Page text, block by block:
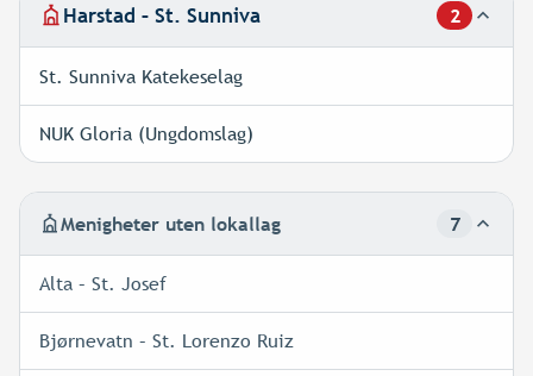
Harstad – St. Sunniva 2
lokallag
St. Sunniva Katekeselag
NUK Gloria (Ungdomslag)
Menigheter uten lokallag 7
Alta – St. Josef
Bjørnevatn – St. Lorenzo Ruiz